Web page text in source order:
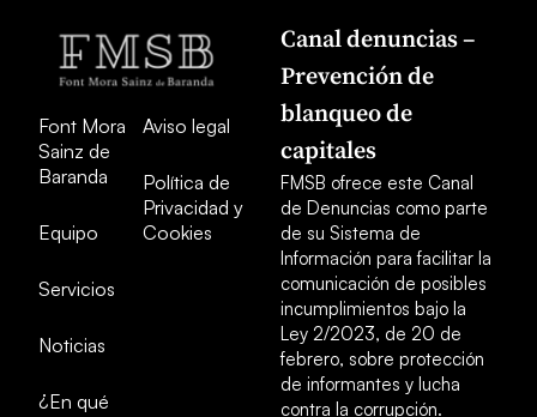
Font Mora
Sainz de
Baranda
Equipo
Servicios
Noticias
¿En qué
Aviso legal
Política de
Privacidad y
Cookies
Canal denuncias –
Prevención de
blanqueo de
capitales
FMSB ofrece este Canal
de Denuncias como parte
de su Sistema de
Información para facilitar la
comunicación de posibles
incumplimientos bajo la
Ley 2/2023, de 20 de
febrero, sobre protección
de informantes y lucha
contra la corrupción.